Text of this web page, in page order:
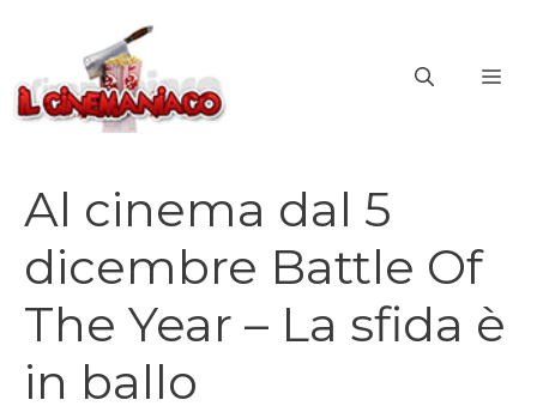
contenuto
Al cinema dal 5
dicembre Battle Of
The Year – La sfida è
in ballo